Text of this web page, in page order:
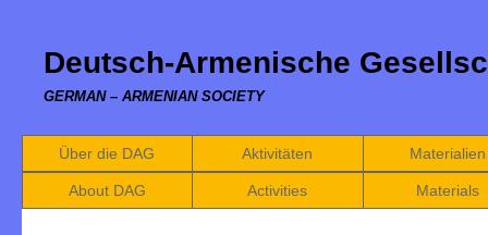
Deutsch-Armenische
GERMAN – ARMENIAN SOCIETY
Über die DAG Aktivitäten Materialien
About DAG Activities Materials